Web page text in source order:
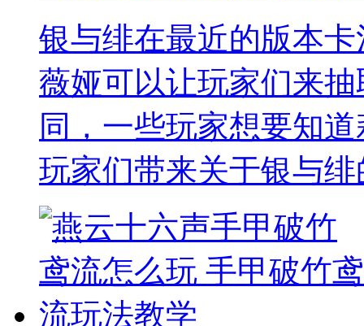
银与绯在最近的版本
薇娅可以让玩家们来
同，一些玩家想要知
玩家们带来关于银与